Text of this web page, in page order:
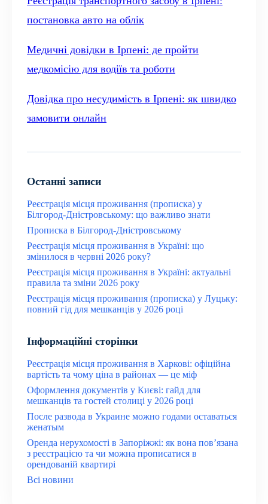
постановка авто на облік
Медичні довідки в Ірпені: де пройти
медкомісію для водіїв та роботи
Довідка про несудимість в Ірпені: як швидко
замовити онлайн
Останні записи
Реєстрація місця проживання (прописка) у
Білгород-Дністровському: що важливо знати
Прописка в Білгород-Дністровському
Реєстрація місця проживання в Україні: що
змінилося в червні 2026 року?
Реєстрація місця проживання в Україні: актуальні
правила та зміни 2026 року
Реєстрація місця проживання (прописка) у Луцьку:
повний гід для мешканців у 2026 році
Інформаційні сторінки
Реєстрація місця проживання в Харкові: офіційна
вартість та чому ціна в районах — це міф
Оформлення документів у Києві: гайд для
мешканців та гостей столиці у 2026 році
После развода в Украине можно годами оставаться
женатым
Оренда нерухомості в Запоріжжі: як вона пов’язана
з реєстрацією та чи можна прописатися в
орендованій квартирі
Всі новини